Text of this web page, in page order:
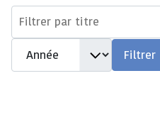
Filtres de recherche
Filtrer par titre
Année
Filtrer